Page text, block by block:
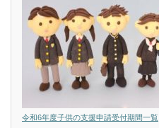
令和6年度子供の支援申請受付期間一覧